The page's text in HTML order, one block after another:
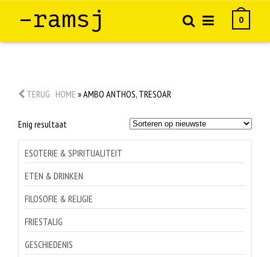
–ramsj 0
TERUG HOME »AMBO ANTHOS, TRESOAR
Enig resultaat
ESOTERIE & SPIRITUALITEIT
ETEN & DRINKEN
FILOSOFIE & RELIGIE
FRIESTALIG
GESCHIEDENIS